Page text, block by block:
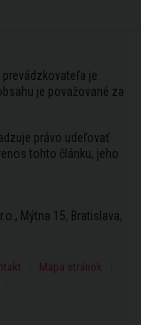
je
je považované za
právo udeľovať
tohto článku, jeho
Mýtna 15, Bratislava,
Mapa stránok